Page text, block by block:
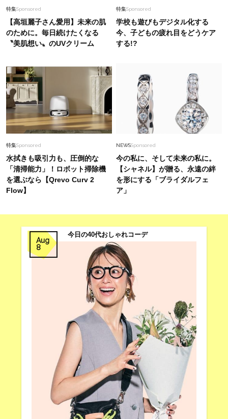
特集Sponsored
【高垣麗子さん愛用】未来の肌
のために。毎日続けたくなる
〝美肌想い〟のUVクリーム
特集Sponsored
学校も遊びもデジタル化する
今、子どもの疲れ目をどうケア
する!?
特集Sponsored
水拭きも吸引力も、圧倒的な
「清掃能力」！ロボット掃除機
を選ぶなら【Qrevo Curv 2
Flow】
NEWSSponsored
今の私に、そして未来の私に。
【シャネル】が贈る、永遠の絆
を形にする「ブライダルフェ
ア」
Aug
8
今日の40代おしゃれコーデ